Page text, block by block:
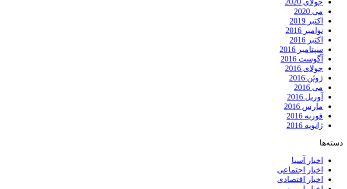
می 2020
اکتبر 2019
نوامبر 2016
اکتبر 2016
سپتامبر 2016
آگوست 2016
جولای 2016
ژوئن 2016
می 2016
آوریل 2016
مارس 2016
فوریه 2016
ژانویه 2016
دسته‌ها
اخبار آسیا
اخبار اجتماعی
اخبار اقتصادی